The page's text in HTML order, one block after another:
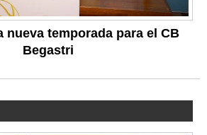
nueva temporada para el CB
Begastri